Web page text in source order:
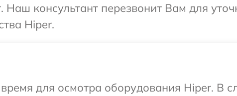
Наш консультант перезвонит Вам для
Hiper.
для осмотра оборудования Hiper. В